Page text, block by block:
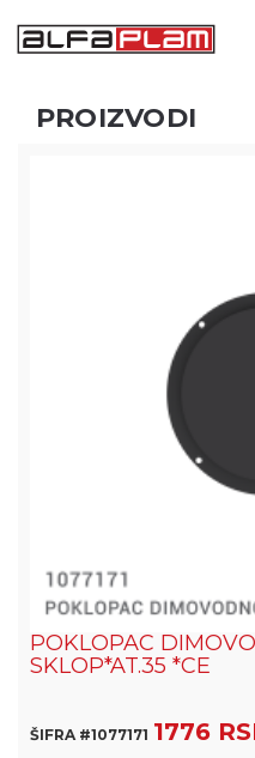
PROIZVODI
POKLOPAC
SKLOP*AT.35 *CE
ŠIFRA #1077171 1776